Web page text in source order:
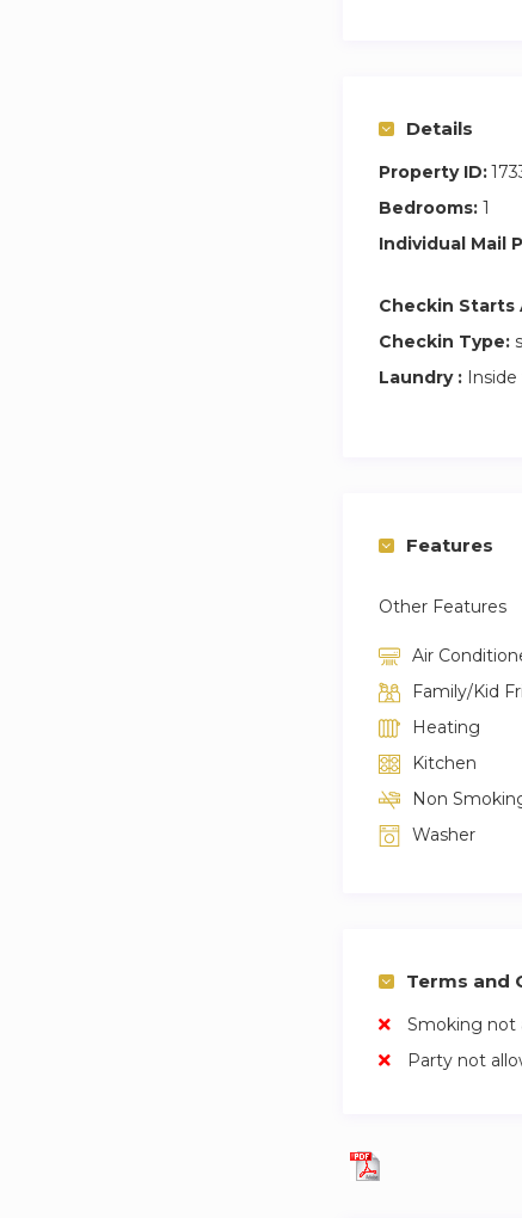
Te esperamos.
Para más
Estaremos
sea inolvidable.
¡Esperamos
Madrid!
¡Haz tu reserva
Details
Property ID:
Bedrooms: 1
Individual Mail
Checkin Starts
Checkin Type:
Laundry :
Features
Other Features
Air
Family/Kid
Heating
Kitchen
Non
Washer
Terms and
Smoking not
Party not